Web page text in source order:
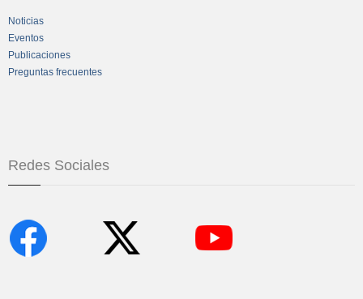
Noticias
Eventos
Publicaciones
Preguntas frecuentes
Redes Sociales